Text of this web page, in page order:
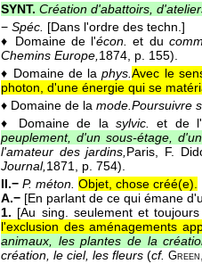
SYNT. Création d'abattoirs,
− Spéc. [Dans l'ordre des techn.]
♦ Domaine de l'écon. et du
Chemins Europe,1874, p. 155).
♦ Domaine de laphys.Avec le
photon, d'une énergie qui se
♦ Domaine de la mode.Poursuivre
♦ Domaine de la sylvic. et de l'
peuplement, d'un sous-étage,
l'amateur des jardins,Paris, F.
Journal,1871, p. 754).
II.− P. méton. Objet, chose créé(e).
A.− [En parlant de ce qui émane
1. [Au sing. seulement et
l'exclusion des aménagements
animaux, les plantes de la
création, le ciel, les fleurs (cf. Green,